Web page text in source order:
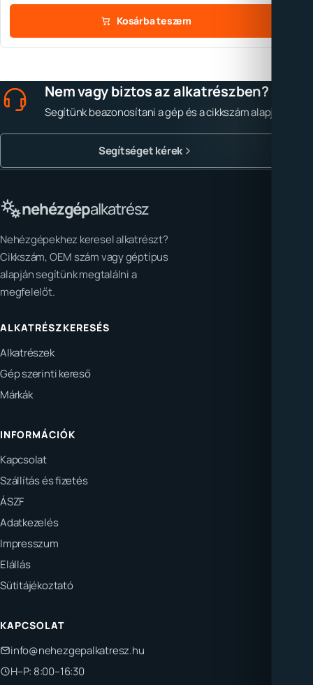
Kosárba teszem
Nem vagy biztos az alkatrészben?
Segítünk beazonosítani a gép és a cikkszám alapján.
Segítséget kérek
nehézgépalkatrész
Nehézgépekhez keresel alkatrészt?
Cikkszám, OEM szám vagy géptípus
alapján segítünk megtalálni a
megfelelőt.
ALKATRÉSZKERESÉS
Alkatrészek
Gép szerinti kereső
Márkák
INFORMÁCIÓK
Kapcsolat
Szállítás és fizetés
ÁSZF
Adatkezelés
Impresszum
Elállás
Sütitájékoztató
KAPCSOLAT
info@nehezgepalkatresz.hu
H–P: 8:00–16:30